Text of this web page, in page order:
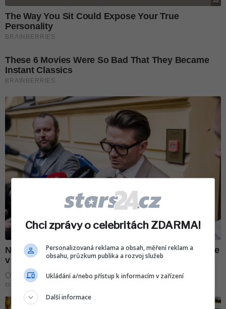
Chci zprávy o celebritách ZDARMA!
Personalizovaná reklama a obsah, měření reklam a
obsahu, průzkum publika a rozvoj služeb
Ukládání a/nebo přístup k informacím v zařízení
Další informace